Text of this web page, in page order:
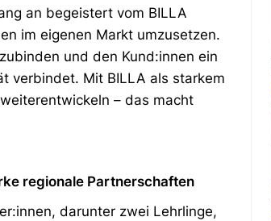
an begeistert vom BILLA
im eigenen Markt umzusetzen.
und den Kund:innen ein
verbindet. Mit BILLA als starkem
– das macht
regionale Partnerschaften
darunter zwei Lehrlinge,